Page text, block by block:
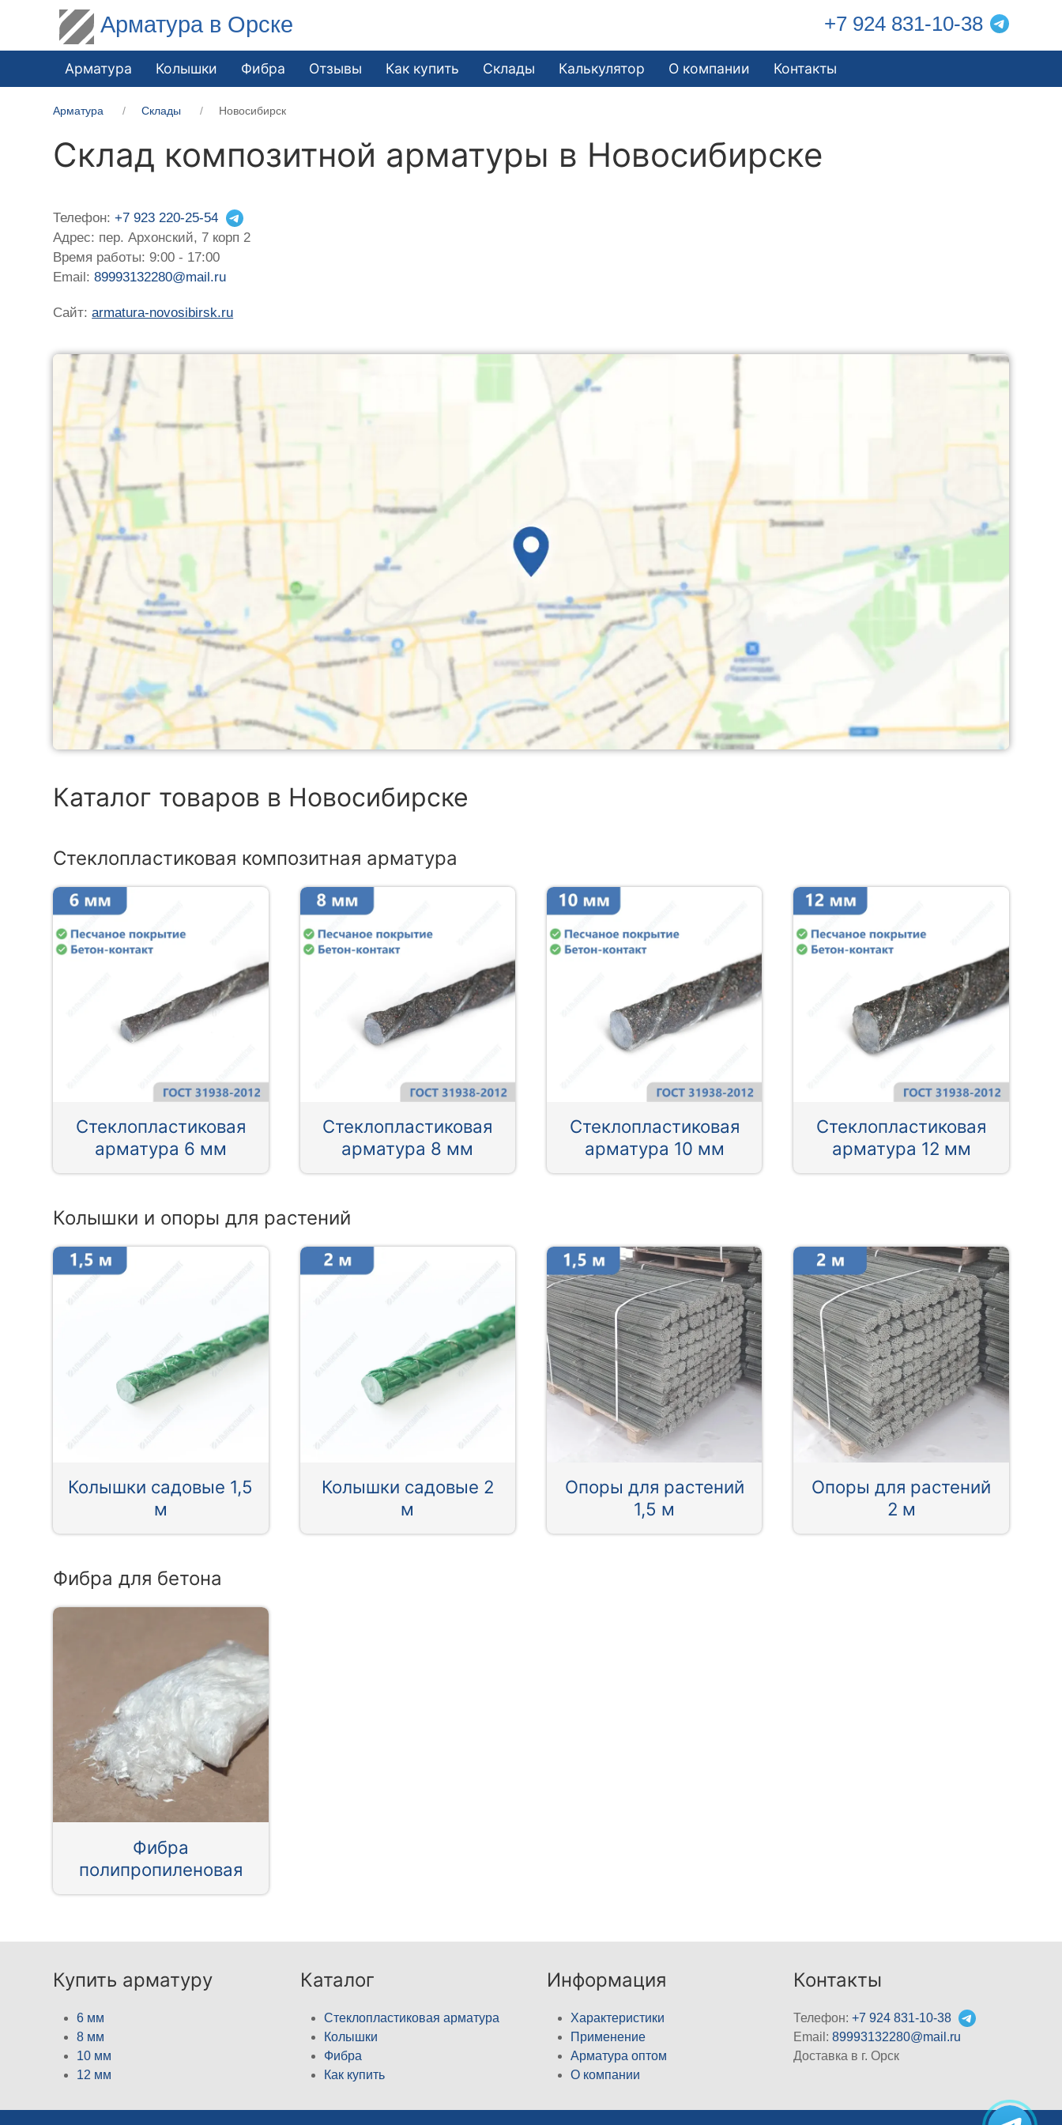
Арматура в Орске +7 924 831-10-38
Арматура Колышки Фибра Отзывы Как купить Склады Калькулятор О компании Контакты
Арматура Склады Новосибирск
Склад композитной арматуры в Новосибирске
Телефон:+7 923 220-25-54
Адрес: пер. Архонский, 7 корп 2
Время работы: 9:00 - 17:00
Email:89993132280@mail.ru
Сайт:armatura-novosibirsk.ru
Каталог товаров в Новосибирске
Стеклопластиковая композитная арматура
Стеклопластиковая
арматура 6 мм
Стеклопластиковая
арматура 8 мм
Стеклопластиковая
арматура 10 мм
Стеклопластиковая
арматура 12 мм
Колышки и опоры для растений
Колышки садовые 1,5
м
Колышки садовые 2
м
Опоры для растений
1,5 м
Опоры для растений
2 м
Фибра для бетона
Фибра
полипропиленовая
Купить арматуру
6 мм
8 мм
10 мм
12 мм
Каталог
Стеклопластиковая арматура
Колышки
Фибра
Как купить
Информация
Характеристики
Применение
Арматура оптом
О компании
Контакты
Телефон:+7 924 831-10-38
Email:89993132280@mail.ru
Доставка в г. Орск